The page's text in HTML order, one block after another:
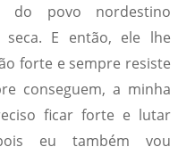
do povo nordestino
seca. E então, ele lhe
forte e sempre resiste
conseguem, a minha
ficar forte e lutar
eu também vou